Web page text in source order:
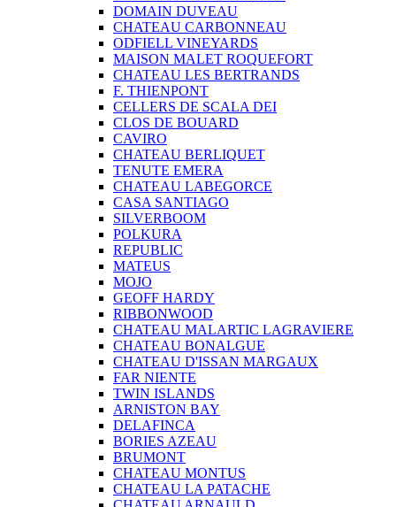
DOMAIN DUVEAU
CHATEAU CARBONNEAU
ODFIELL VINEYARDS
MAISON MALET ROQUEFORT
CHATEAU LES BERTRANDS
F. THIENPONT
CELLERS DE SCALA DEI
CLOS DE BOUARD
CAVIRO
CHATEAU BERLIQUET
TENUTE EMERA
CHATEAU LABEGORCE
CASA SANTIAGO
SILVERBOOM
POLKURA
REPUBLIC
MATEUS
MOJO
GEOFF HARDY
RIBBONWOOD
CHATEAU MALARTIC LAGRAVIERE
CHATEAU BONALGUE
CHATEAU D'ISSAN MARGAUX
FAR NIENTE
TWIN ISLANDS
ARNISTON BAY
DELAFINCA
BORIES AZEAU
BRUMONT
CHATEAU MONTUS
CHATEAU LA PATACHE